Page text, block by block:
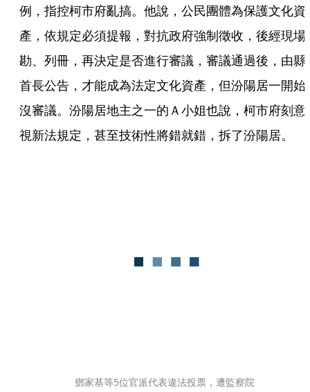
例，指控柯市府亂搞。他說，公民團體為保護文化資
產，依規定必須提報，對抗政府強制徵收，後經現場
勘、列冊，再決定是否進行審議，審議通過後，由縣
首長公告，才能成為法定文化資產，但汾陽居一開始
沒審議。汾陽居地主之一的Ａ小姐也說，柯市府刻意
視新法規定，甚至技術性將錯就錯，拆了汾陽居。
鄧家基等5位官派代表違法投票，遭監察院